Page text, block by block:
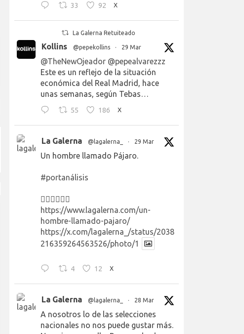
33 92 X
La Galerna Retuiteado
Kollins @pepekollins · 29 Mar
@TheNewOjeador @pepealvarezzz
Este es un reflejo de la situación
económica del Real Madrid, hace
unas semanas, según Tebas…
55 186 X
La Galerna @lagalerna_ · 29 Mar
Un hombre llamado Pájaro.
#portanálisis
👉🏻👉🏻👉🏻
https://www.lagalerna.com/un-
hombre-llamado-pajaro/
https://x.com/lagalerna_/status/2038
216359264563526/photo/1
4 12 X
La Galerna @lagalerna_ · 28 Mar
A nosotros lo de las selecciones
nacionales no nos puede gustar más.